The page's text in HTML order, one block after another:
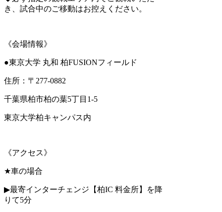
き、試合中のご移動はお控えください。
《会場情報》
●東京大学 丸和 柏FUSIONフィールド
住所：〒 277-0882
千葉県柏市柏の葉5丁目 1-5
東京大学柏キャンパス内
《アクセス》
★車の場合
▶︎最寄インターチェンジ【柏IC 料金所】
を降
りて5分